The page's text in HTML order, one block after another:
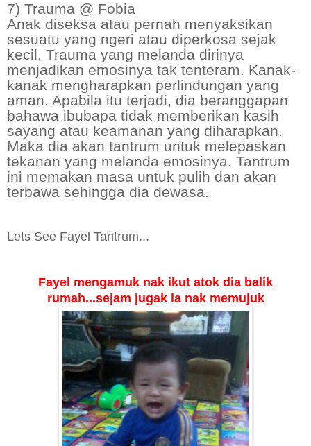
7) Trauma @ Fobia
Anak diseksa atau pernah menyaksikan
sesuatu yang ngeri atau diperkosa sejak
kecil. Trauma yang melanda dirinya
menjadikan emosinya tak tenteram. Kanak-
kanak mengharapkan perlindungan yang
aman. Apabila itu terjadi, dia beranggapan
bahawa ibubapa tidak memberikan kasih
sayang atau keamanan yang diharapkan.
Maka dia akan tantrum untuk melepaskan
tekanan yang melanda emosinya. Tantrum
ini memakan masa untuk pulih dan akan
terbawa sehingga dia dewasa.
Lets See Fayel Tantrum...
Fayel mengamuk nak ikut atok dia balik
rumah...sejam jugak la nak memujuk